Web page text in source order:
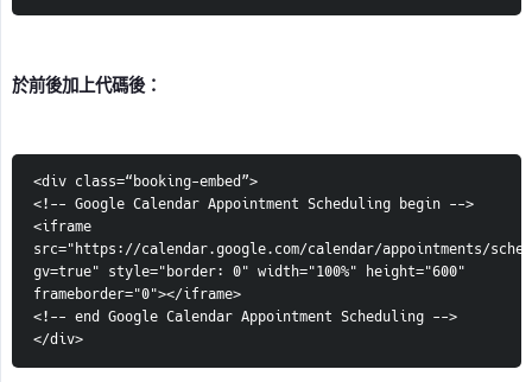
於前後加上代碼後：
<div class=“booking-embed”>
<!-- Google Calendar Appointment Scheduling begin -->
<iframe
src="https://calendar.google.com/calendar/appointments/
gv=true" style="border: 0" width="100%" height="600"
frameborder="0"></iframe>
<!-- end Google Calendar Appointment Scheduling -->
</div>